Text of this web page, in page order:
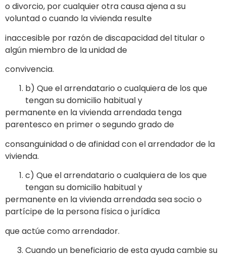
o divorcio, por cualquier otra causa ajena a su
voluntad o cuando la vivienda resulte
inaccesible por razón de discapacidad del titular o
algún miembro de la unidad de
convivencia.
b) Que el arrendatario o cualquiera de los que
tengan su domicilio habitual y
permanente en la vivienda arrendada tenga
parentesco en primer o segundo grado de
consanguinidad o de afinidad con el arrendador de la
vivienda.
c) Que el arrendatario o cualquiera de los que
tengan su domicilio habitual y
permanente en la vivienda arrendada sea socio o
partícipe de la persona física o jurídica
que actúe como arrendador.
Cuando un beneficiario de esta ayuda cambie su